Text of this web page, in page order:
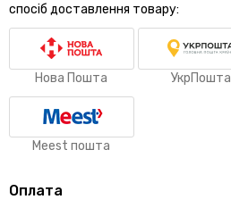
спосіб доставлення товару:
Нова Пошта УкрПошта
Meest пошта
Оплата